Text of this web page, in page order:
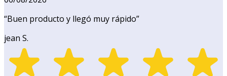
“Buen producto y llegó muy rápido”
jean S.